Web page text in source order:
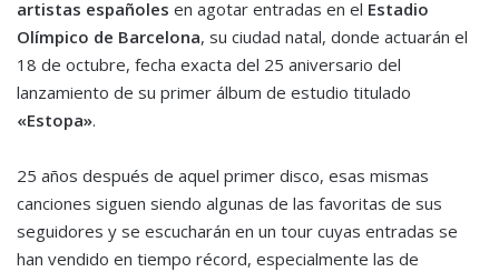
artistas españoles en agotar entradas en el Estadio
Olímpico de Barcelona, su ciudad natal, donde actuarán el
18 de octubre, fecha exacta del 25 aniversario del
lanzamiento de su primer álbum de estudio titulado
«Estopa».
25 años después de aquel primer disco, esas mismas
canciones siguen siendo algunas de las favoritas de sus
seguidores y se escucharán en un tour cuyas entradas se
han vendido en tiempo récord, especialmente las de